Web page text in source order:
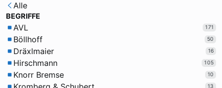
Alle
BEGRIFFE
AVL 171
Böllhoff 50
Dräxlmaier 16
Hirschmann 105
Knorr Bremse 10
13